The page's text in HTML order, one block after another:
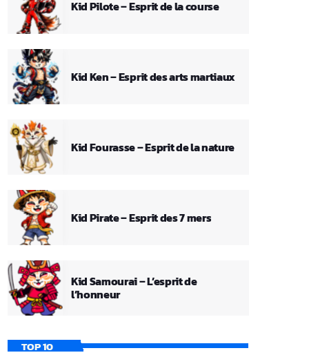
Kid Pilote – Esprit de la course
Kid Ken – Esprit des arts martiaux
Kid Fourasse – Esprit de la nature
Kid Pirate – Esprit des 7 mers
Kid Samourai – L’esprit de
l’honneur
TOP 10